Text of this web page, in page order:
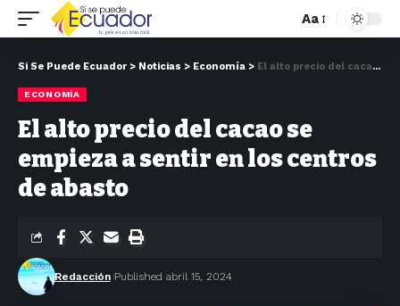
Aa
Si Se Puede Ecuador > Noticias > Economía > El alto precio del cacao se empieza a sentir en los centros de abasto
ECONOMÍA
El alto precio del cacao se
empieza a sentir en los centros
de abasto
Redacción Published abril 15, 2024